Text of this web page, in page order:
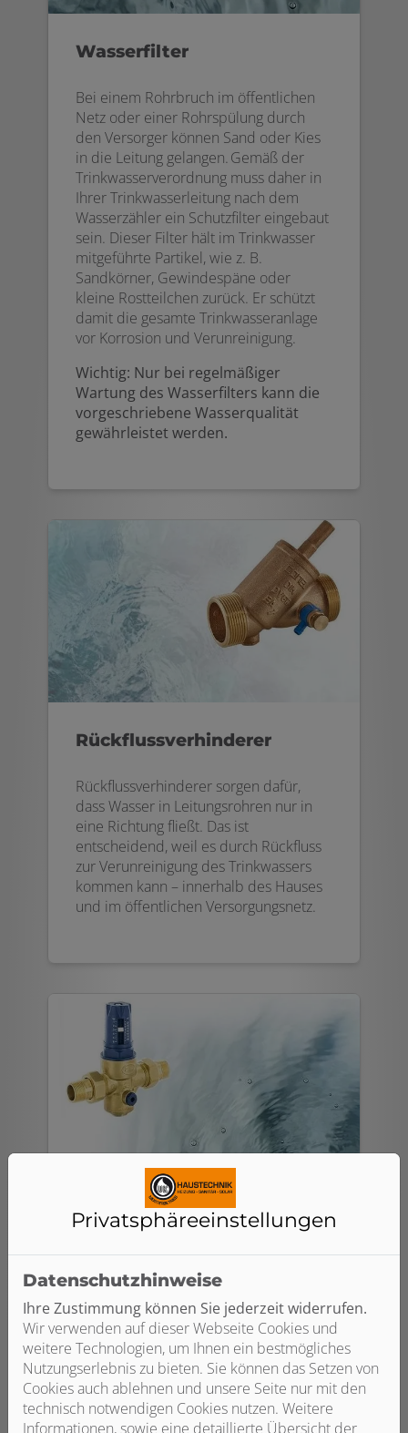
Wasserfilter
Bei einem Rohrbruch im öffentlichen
Netz oder einer Rohrspülung durch
den Versorger können Sand oder Kies
in die Leitung gelangen. Gemäß der
Trinkwasserverordnung muss daher in
Ihrer Trinkwasserleitung nach dem
Wasserzähler ein Schutzfilter eingebaut
sein. Dieser Filter hält im Trinkwasser
mitgeführte Partikel, wie z. B.
Sandkörner, Gewindespäne oder
kleine Rostteilchen zurück. Er schützt
damit die gesamte Trinkwasseranlage
vor Korrosion und Verunreinigung.
Wichtig: Nur bei regelmäßiger
Wartung des Wasserfilters kann die
vorgeschriebene Wasserqualität
gewährleistet werden.
Rückflussverhinderer
Rückflussverhinderer sorgen dafür,
dass Wasser in Leitungsrohren nur in
eine Richtung fließt. Das ist
entscheidend, weil es durch Rückfluss
zur Verunreinigung des Trinkwassers
kommen kann – innerhalb des Hauses
und im öffentlichen Versorgungsnetz.
Druckminderer
Durch Druckminderer wird es möglich,
den Trinkwasserdruck im Haus trotz
unterschiedlicher Drücke auf der
Eingangsseite auf ein gleichmäßiges
Niveau zu regeln. Ist der Druck zu hoch,
wirkt sich das negativ auf den
Wasserverbrauch und die
Geräuschentwicklung in den Armaturen
aus. Weiterer Vorteil: Schäden durch
Privatsphäre­einstellungen
Datenschutzhinweise
Ihre Zustimmung können Sie jederzeit widerrufen.
Wir verwenden auf dieser Webseite Cookies und
weitere Technologien, um Ihnen ein bestmögliches
Nutzungserlebnis zu bieten. Sie können das Setzen von
Cookies auch ablehnen und unsere Seite nur mit den
technisch notwendigen Cookies nutzen. Weitere
Informationen, sowie eine detaillierte Übersicht der